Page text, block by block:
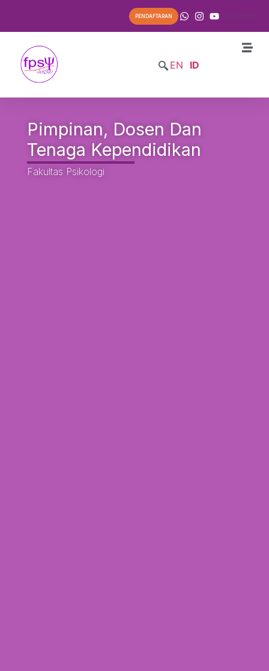
List Item
PENDAFTARAN
EN ID
Pimpinan, Dosen Dan
Tenaga Kependidikan
Fakultas Psikologi